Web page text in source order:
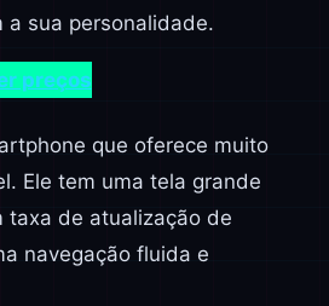
a sua personalidade.
preços
que oferece muito
Ele tem uma tela grande
taxa de atualização de
navegação fluida e